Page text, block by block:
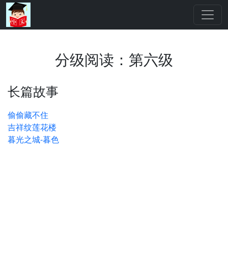
分级阅读：第六级
长篇故事
偷偷藏不住
吉祥纹莲花楼
暮光之城-暮色